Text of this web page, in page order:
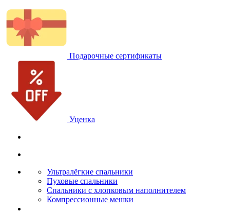
Подарочные сертификаты
Уценка
Ультралёгкие спальники
Пуховые спальники
Спальники с хлопковым наполнителем
Компрессионные мешки